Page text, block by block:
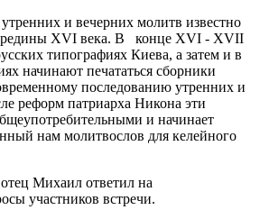
и вечерних молитв известно
XVI века. В конце XVI - XVII
типографиях Киева, а затем и в
начинают печататься сборники
последованию утренних и
реформ патриарха Никона эти
и начинает
нам молитвослов для келейного
Михаил ответил на
участников встречи.